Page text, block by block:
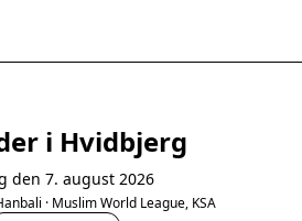
i Hvidbjerg
den 7. august 2026
· Muslim World League, KSA